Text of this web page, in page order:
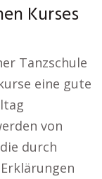
Kurses
Tanzschule
eine gute
von
durch